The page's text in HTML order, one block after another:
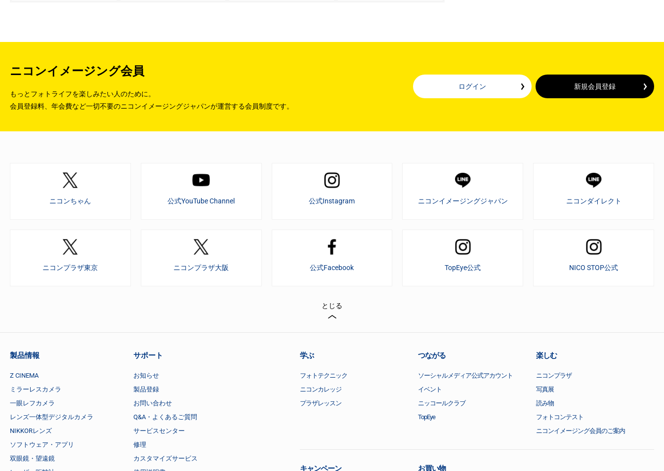
ニコンイメージング会員
もっとフォトライフを楽しみたい人のために。
会員登録料、年会費など一切不要のニコンイメージングジャパンが運営する会員制度です。
ログイン 新規会員登録
ニコンちゃん 公式YouTube Channel 公式Instagram ニコンイメージングジャパン ニコンダイレクト
ニコンプラザ東京 ニコンプラザ大阪 公式Facebook TopEye公式 NICO STOP公式
とじる
製品情報
Z CINEMA
ミラーレスカメラ
一眼レフカメラ
レンズ一体型デジタルカメラ
NIKKORレンズ
ソフトウェア・アプリ
双眼鏡・望遠鏡
サポート
お知らせ
製品登録
お問い合わせ
Q&A・よくあるご質問
サービスセンター
修理
カスタマイズサービス
学ぶ
フォトテクニック
ニコンカレッジ
プラザレッスン
つながる
ソーシャルメディア公式アカウント
イベント
ニッコールクラブ
TopEye
楽しむ
ニコンプラザ
写真展
読み物
フォトコンテスト
ニコンイメージング会員のご案内
キャンペーン お買い物